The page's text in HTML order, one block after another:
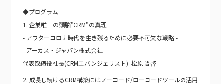
◆プログラム
1. 企業唯一の頭脳"CRM"の真理
- アフターコロナ時代を生き残るために必要不可欠な戦略 -
- アーカス・ジャパン株式会社
代表取締役社長(CRMエバンジェリスト) 松原 晋啓
2. 成長し続けるCRM構築にはノーコード/ローコードツールの活用